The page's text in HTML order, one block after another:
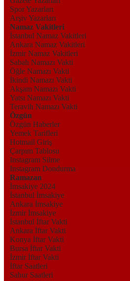
Spor Yazarları
Arşiv Yazarları
Namaz Vakitleri
İstanbul Namaz Vakitleri
Ankara Namaz Vakitleri
İzmir Namaz Vakitleri
Sabah Namazı Vakti
Öğle Namazı Vakti
İkindi Namazı Vakti
Akşam Namazı Vakti
Yatsı Namazı Vakti
Teravih Namazı Vakti
Özgün
Özgün Haberler
Yemek Tarifleri
Hotmail Giriş
Çarpım Tablosu
Instagram Silme
Instagram Dondurma
Ramazan
İmsakiye 2024
İstanbul İmsakiye
Ankara İmsakiye
İzmir İmsakiye
İstanbul İftar Vakti
Ankara İftar Vakti
Konya İftar Vakti
Bursa İftar Vakti
İzmir İftar Vakti
İftar Saatleri
Sahur Saatleri